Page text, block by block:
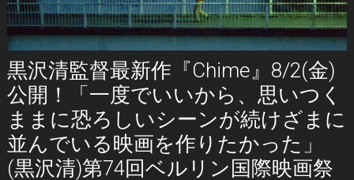
黒沢清監督最新作『Chime』8/2(金)
公開！「一度でいいから、思いつく
ままに恐ろしいシーンが続けざまに
並んでいる映画を作りたかった」
(黒沢清)第74回ベルリン国際映画祭